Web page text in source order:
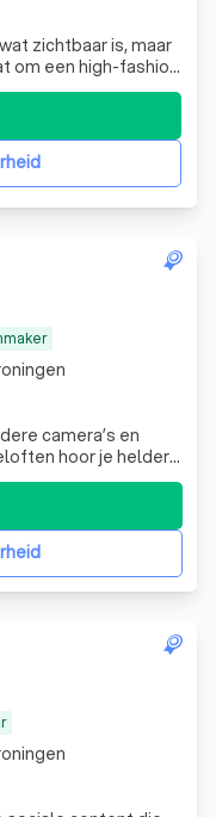
zichtbaar is, maar
om een high-fashion
portret – elk
visie tot leven.
camera’s en
hoor je helder
gaan: trouwfilms